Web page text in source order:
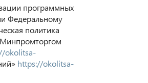
программных
Федеральному
политика
okolitsa-
https://okolitsa-